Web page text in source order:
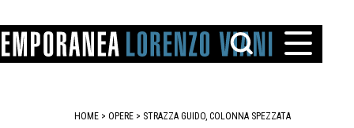
HOME > OPERE > STRAZZA GUIDO, COLONNA SPEZZATA